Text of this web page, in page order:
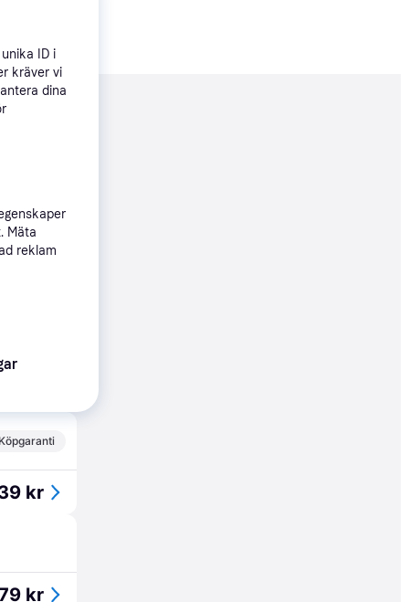
Köpgaranti
kr
kr
ID i
kräver vi
dina
Mäta
reklam